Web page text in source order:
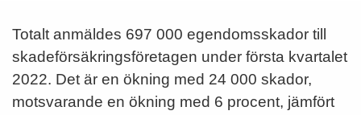
Totalt anmäldes 697 000 egendomsskador till
skadeförsäkringsföretagen under första kvartalet
2022. Det är en ökning med 24 000 skador,
motsvarande en ökning med 6 procent, jämfört